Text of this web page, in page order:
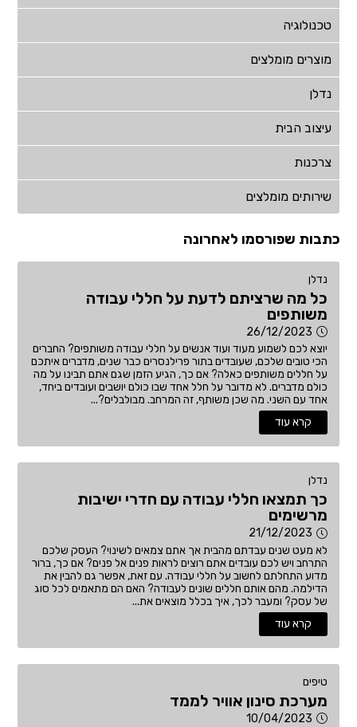
טכנולוגיה
מוצרים מומלצים
נדלן
עיצוב הבית
צרכנות
שירותים מומלצים
כתבות שפורסמו לאחרונה
נדלן
כל מה שרציתם לדעת על חללי עבודה
משותפים
26/12/2023
יוצא לכם לשמוע מעוד ועוד אנשים על חללי עבודה משותפים? החברים
הכי טובים שלכם, שעובדים בתור פרילנסרים כבר שנים, מדברים איתכם
על חללים משותפים כאלה? אם כך, הגיע הזמן שגם אתם תבינו על מה
כולם מדברים. לא מדובר על חלל אחד שבו כולם יושבים ועובדים ביחד,
אחד עם השני. מה שכן משותף, זה המרחב. מבולבלים?...
קרא עוד
נדלן
כך תמצאו חללי עבודה עם חדרי ישיבות
מרשימים
21/12/2023
לא מעט שנים עבדתם מהבית אך אתם צמאים לשינוי? העסק שלכם
התרחב ויש לכם עובדים אתם רוצים לראות פנים אל פנים? אם כך, ברור
מדוע התחלתם לחשוב על חללי עבודה. עם זאת, אפשר גם להבין את
הדילמה. מהם אותם חללים שונים לעבודה? האם הם מתאמים לכל סוג
של עסק? ומעבר לכך, איך בכלל מוצאים את...
קרא עוד
טיפים
מערכת סינון אוויר לממד
10/04/2023